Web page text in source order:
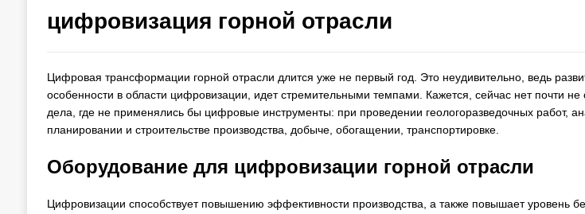
цифровизация горной отрасли
Цифровая трансформации горной отрасли длится уже не первый год. Это неудивительно, ведь
особенности в области цифровизации, идет стремительными темпами. Кажется, сейчас нет почти не
дела, где не применялись бы цифровые инструменты: при проведении геологоразведочных работ,
планировании и строительстве производства, добыче, обогащении, транспортировке.
Оборудование для цифровизации горной отрасли
Цифровизации способствует повышению эффективности производства, а также повышает уровень